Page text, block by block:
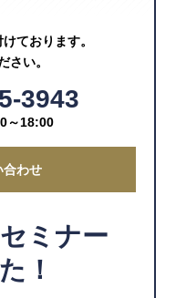
ております。
さい。
3943
～18:00
合わせ
ミナー
！